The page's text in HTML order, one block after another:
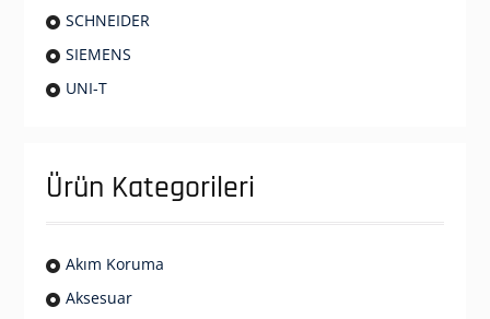
SCHNEIDER
SIEMENS
UNI-T
Ürün Kategorileri
Akım Koruma
Aksesuar